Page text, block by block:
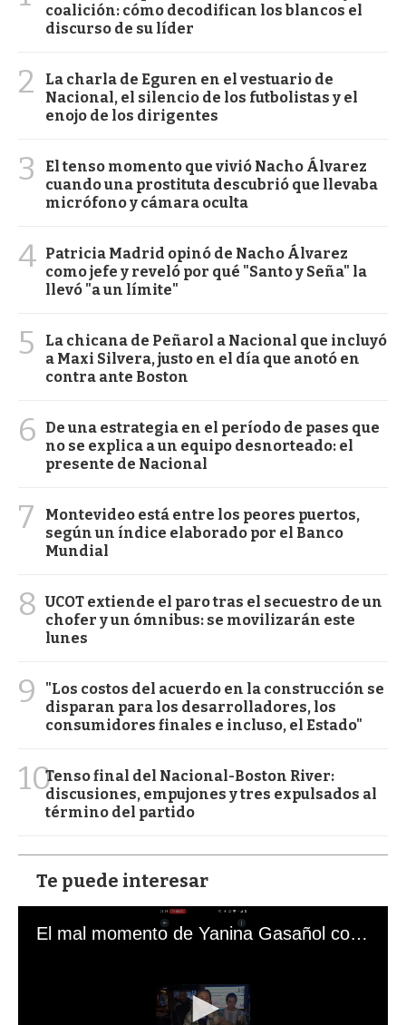
coalición: cómo decodifican los blancos el
discurso de su líder
2
La charla de Eguren en el vestuario de
Nacional, el silencio de los futbolistas y el
enojo de los dirigentes
3
El tenso momento que vivió Nacho Álvarez
cuando una prostituta descubrió que llevaba
micrófono y cámara oculta
4 Patricia Madrid opinó de Nacho Álvarez
como jefe y reveló por qué "Santo y Seña" la
llevó "a un límite"
5
La chicana de Peñarol a Nacional que incluyó
a Maxi Silvera, justo en el día que anotó en
contra ante Boston
6
De una estrategia en el período de pases que
no se explica a un equipo desnorteado: el
presente de Nacional
7
Montevideo está entre los peores puertos,
según un índice elaborado por el Banco
Mundial
8 UCOT extiende el paro tras el secuestro de un
chofer y un ómnibus: se movilizarán este
lunes
9
"Los costos del acuerdo en la construcción se
disparan para los desarrolladores, los
consumidores finales e incluso, el Estado"
10Tenso final del Nacional-Boston River:
discusiones, empujones y tres expulsados al
término del partido
Te puede interesar
El mal momento de Yanina Gasañol con un hincha argentino en "Subrayado"